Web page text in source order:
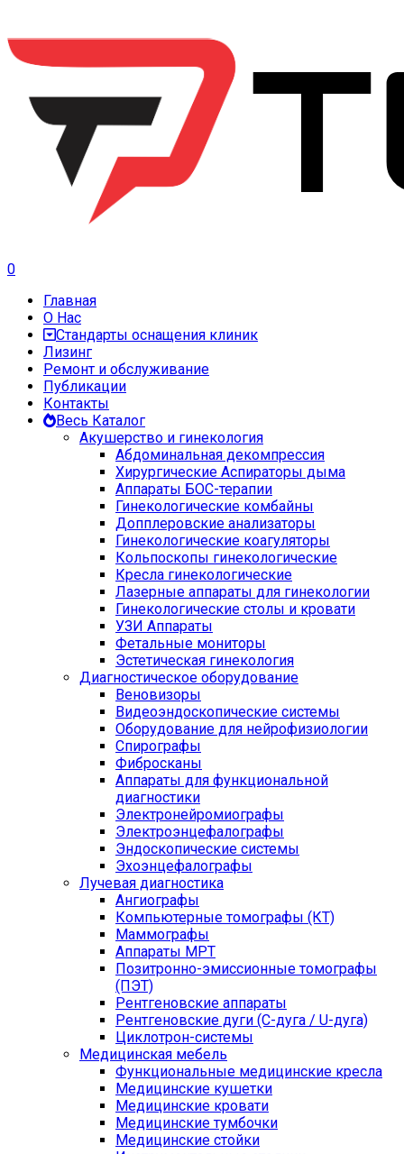
0
Главная
О Нас
Стандарты оснащения клиник
Лизинг
Ремонт и обслуживание
Публикации
Контакты
Весь Каталог
Акушерство и гинекология
Абдоминальная декомпрессия
Хирургические Аспираторы дыма
Аппараты БОС-терапии
Гинекологические комбайны
Допплеровские анализаторы
Гинекологические коагуляторы
Кольпоскопы гинекологические
Кресла гинекологические
Лазерные аппараты для гинекологии
Гинекологические столы и кровати
УЗИ Аппараты
Фетальные мониторы
Эстетическая гинекология
Диагностическое оборудование
Веновизоры
Видеоэндоскопические системы
Оборудование для нейрофизиологии
Спирографы
Фибросканы
Аппараты для функциональной
диагностики
Электронейромиографы
Электроэнцефалографы
Эндоскопические системы
Эхоэнцефалографы
Лучевая диагностика
Ангиографы
Компьютерные томографы (КТ)
Маммографы
Аппараты МРТ
Позитронно-эмиссионные томографы
(ПЭТ)
Рентгеновские аппараты
Рентгеновские дуги (С-дуга / U-дуга)
Циклотрон-системы
Медицинская мебель
Функциональные медицинские кресла
Медицинские кушетки
Медицинские кровати
Медицинские тумбочки
Медицинские стойки